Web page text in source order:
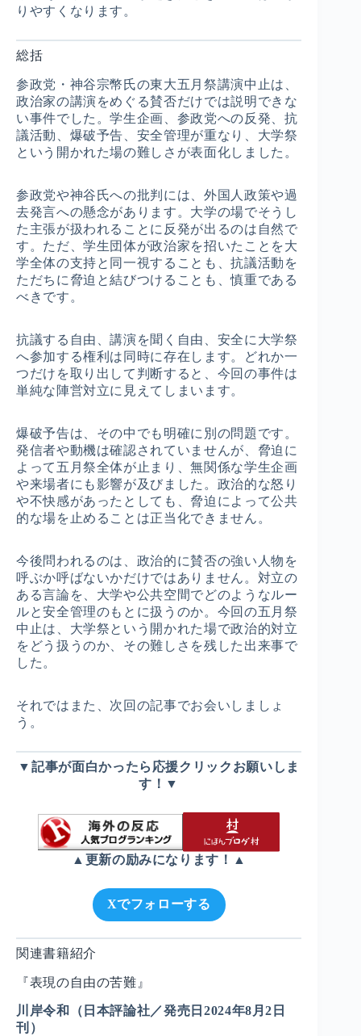
りやすくなります。
総括
参政党・神谷宗幣氏の東大五月祭講演中止は、
政治家の講演をめぐる賛否だけでは説明できな
い事件でした。学生企画、参政党への反発、抗
議活動、爆破予告、安全管理が重なり、大学祭
という開かれた場の難しさが表面化しました。
参政党や神谷氏への批判には、外国人政策や過
去発言への懸念があります。大学の場でそうし
た主張が扱われることに反発が出るのは自然で
す。ただ、学生団体が政治家を招いたことを大
学全体の支持と同一視することも、抗議活動を
ただちに脅迫と結びつけることも、慎重である
べきです。
抗議する自由、講演を聞く自由、安全に大学祭
へ参加する権利は同時に存在します。どれか一
つだけを取り出して判断すると、今回の事件は
単純な陣営対立に見えてしまいます。
爆破予告は、その中でも明確に別の問題です。
発信者や動機は確認されていませんが、脅迫に
よって五月祭全体が止まり、無関係な学生企画
や来場者にも影響が及びました。政治的な怒り
や不快感があったとしても、脅迫によって公共
的な場を止めることは正当化できません。
今後問われるのは、政治的に賛否の強い人物を
呼ぶか呼ばないかだけではありません。対立の
ある言論を、大学や公共空間でどのようなルー
ルと安全管理のもとに扱うのか。今回の五月祭
中止は、大学祭という開かれた場で政治的対立
をどう扱うのか、その難しさを残した出来事で
した。
それではまた、次回の記事でお会いしましょ
う。
▼記事が面白かったら応援クリックお願いしま
す！▼
▲更新の励みになります！▲
Xでフォローする
関連書籍紹介
『表現の自由の苦難』
川岸令和（日本評論社／発売日2024年8月2日
刊）